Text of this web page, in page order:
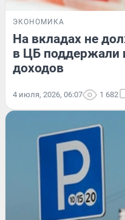
ЭКОНОМИКА
На вкладах не
в ЦБ поддержали
доходов
4 июля, 2026, 06:07 1 682